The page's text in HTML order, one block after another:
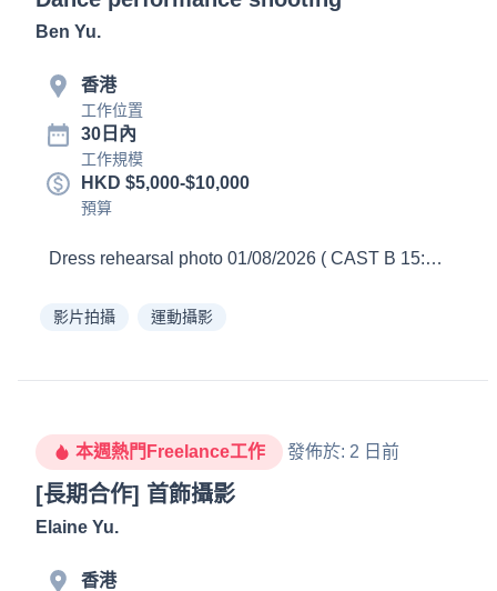
Ben Yu.
香港
工作位置
30日內
工作規模
HKD $5,000-$10,000
預算
影片拍攝 運動攝影
本週熱門Freelance工作 發佈於: 2 日前
[長期合作] 首飾攝影
Elaine Yu.
香港